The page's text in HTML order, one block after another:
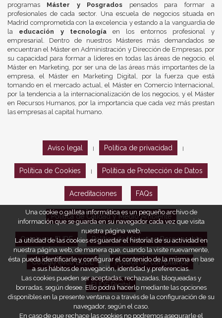
programas Máster y Posgrados pensados para formar a
profesionales de cada sector. Una escuela de negocios situada en
Madrid comprometida con la excelencia y estando a la vanguardia de
la educación y tecnologíaen los entornos profesional y
empresarial. Dentro de nuestros Másteres más demandados se
encuentran el Máster en Administración y Dirección de Empresas, por
su capacidad para formar a líderes en todas las áreas de negocio, el
Máster en Marketing, por ser una de las áreas más importantes de la
empresa, el Máster en Marketing Digital, por la fuerza que está
tomando en el mercado actual, el Máster en Comercio Internacional,
por la tendencia a la internacionalización de los negocios, y el Máster
en Recursos Humanos, por la importancia que cada vez más prestan
las empresas al capital humano.
Aviso legal Política de privacidad
Política de Cookies Política de Protección de Datos
Acreditaciones FAQs
Política de Calidad y Medio Ambiente
Opiniones EUDE Política de Marketing Responsable
Código ético EUDE | Política de compliance |
EUDE Digital
Una cookie o galleta informática es un pequeño archivo de
información que se guarda en su navegador cada vez que visita
nuestra página web.
La utilidad de las cookies es guardar el historial de su actividad en
nuestra página web, de manera que, cuando la visite nuevamente,
ésta pueda identificarle y configurar el contenido de la misma en base
a sus hábitos de navegación, identidad y preferencias.
Las cookies pueden ser aceptadas, rechazadas, bloqueadas y
borradas, según desee. Ello podrá hacerlo mediante las opciones
disponibles en la presente ventana o a través de la configuración de su
navegador, según el caso.
En caso de que rechace las cookies no podremos asegurarle el